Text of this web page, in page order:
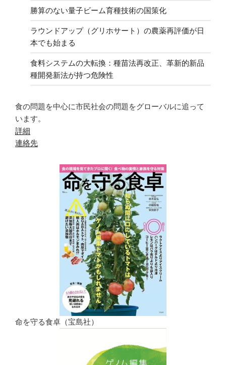
勝算のない量子ビーム育種技術の国策化
ラウンドアップ（グリホサート）の農薬再評価が日
本でも始まる
食料システムの大転換：種苗法再改正、革新的新品
種開発新法が持つ危険性
食の問題を中心に市民社会の問題をグローバルに追って
います。
詳細
連絡先
命を守る食卓（宝島社）